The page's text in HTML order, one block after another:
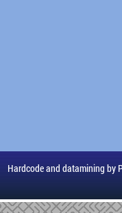
Hardcode and datamining by